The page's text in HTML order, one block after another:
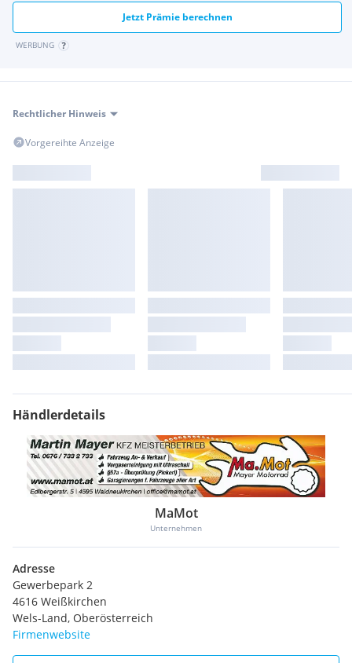
Jetzt Prämie berechnen
WERBUNG
Rechtlicher Hinweis
Vorgereihte Anzeige
Händlerdetails
MaMot
Unternehmen
Adresse
Gewerbepark 2
4616 Weißkirchen
Wels-Land, Oberösterreich
Firmenwebsite